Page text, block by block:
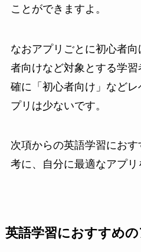
ことができますよ。
なおアプリごとに初心者
者向けなど対象とする学
確に「初心者向け」など
プリは少ないです。
次項からの英語学習にお
考に、自分に最適なアプリ
英語学習におすすめ